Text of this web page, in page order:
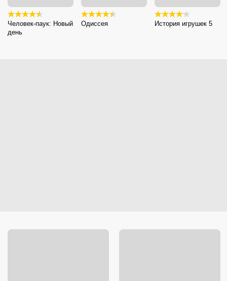
Человек-паук: Новый
день
Одиссея История игрушек 5